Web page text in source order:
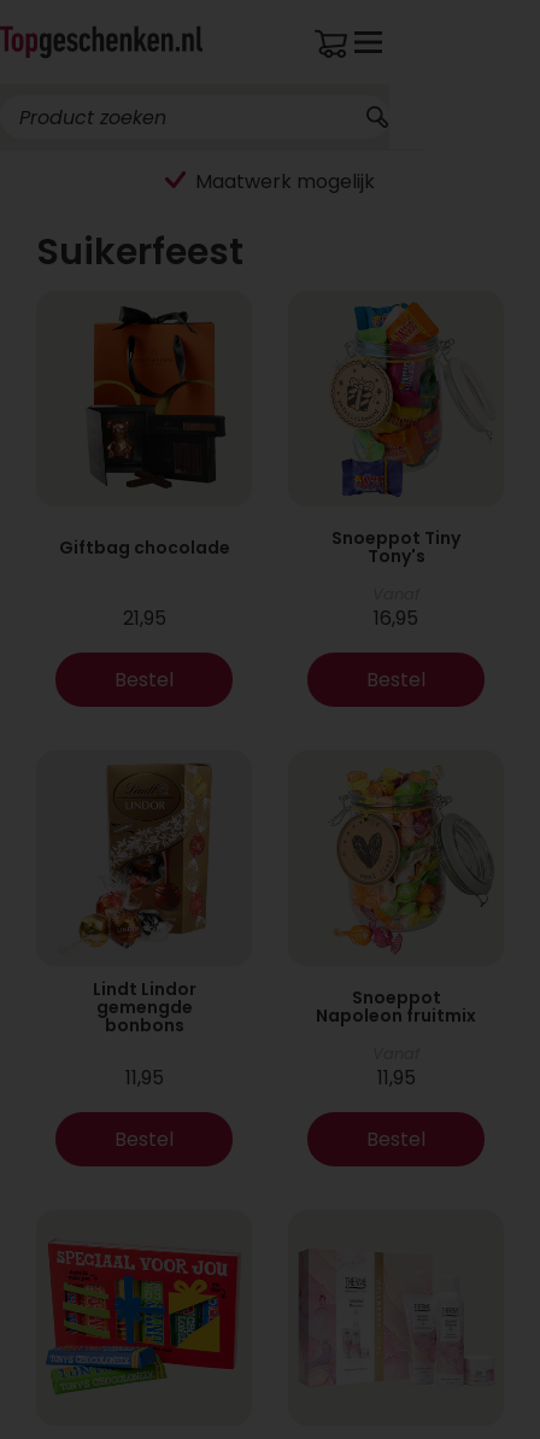
Maatwerk mogelijk
Suikerfeest
Giftbag chocolade
21,95
Bestel
Snoeppot Tiny
Tony's
16,95
Bestel
Lindt Lindor
gemengde
bonbons
11,95
Bestel
Snoeppot
Napoleon fruitmix
11,95
Bestel